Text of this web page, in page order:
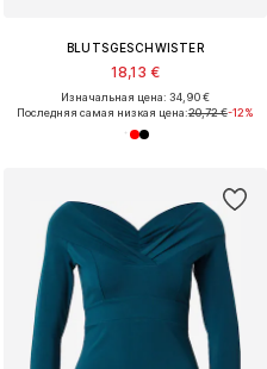
BLUTSGESCHWISTER
18,13 €
Изначальная цена: 34,90 €
Последняя самая низкая цена:20,72 €-12%